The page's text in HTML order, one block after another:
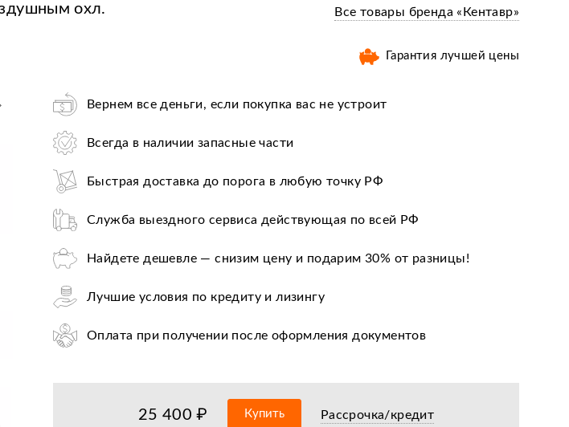
охл. Все товары бренда «Кентавр»
Гарантия лучшей цены
Вернем все деньги, если покупка вас не устроит
Всегда в наличии запасные части
Быстрая доставка до порога в любую точку РФ
Служба выездного сервиса действующая по всей РФ
Найдете дешевле — снизим цену и подарим 30% от разницы!
Лучшие условия по кредиту и лизингу
Оплата при получении после оформления документов
36+ авторизированных сервисных центров по всей РФ
25 400 ₽ Купить Рассрочка/кредит